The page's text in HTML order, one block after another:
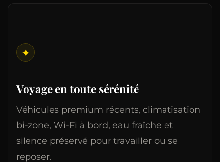
✦
Voyage en toute sérénité
Véhicules premium récents, climatisation
bi-zone, Wi-Fi à bord, eau fraîche et
silence préservé pour travailler ou se
reposer.